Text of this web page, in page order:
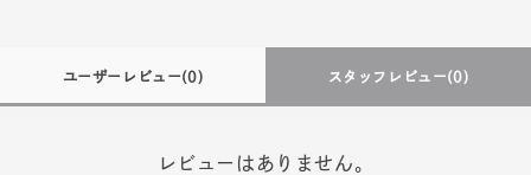
ユーザーレビュー(0) スタッフレビュー(0)
レビューはありません。